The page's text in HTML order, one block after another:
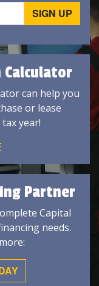
Calculator
can help you
or lease
year!
Partner
Capital
needs.